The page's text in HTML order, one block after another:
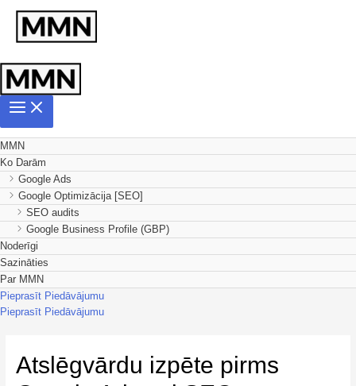
MMN
Ko Darām
Google Ads
Google Optimizācija [SEO]
SEO audits
Google Business Profile (GBP)
Noderīgi
Sazināties
Par MMN
Pieprasīt Piedāvājumu
Pieprasīt Piedāvājumu
Atslēgvārdu izpēte pirms